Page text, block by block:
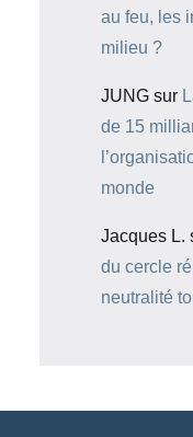
au feu, les
milieu ?
JUNG sur
de 15
monde
Jacques L.
du cercle
neutralité